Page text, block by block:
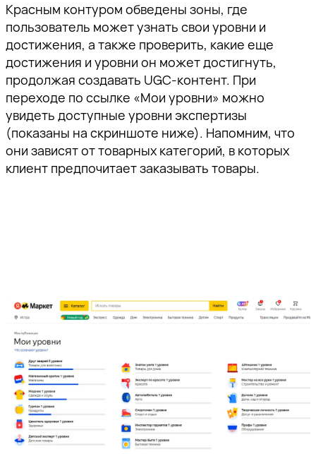
Красным контуром обведены зоны, где
пользователь может узнать свои уровни и
достижения, а также проверить, какие еще
достижения и уровни он может достигнуть,
продолжая создавать UGC-контент. При
переходе по ссылке «Мои уровни» можно
увидеть доступные уровни экспертизы
(показаны на скриншоте ниже). Напомним, что
они зависят от товарных категорий, в которых
клиент предпочитает заказывать товары.